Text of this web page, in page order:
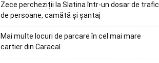
Zece percheziții la Slatina într-un dosar de trafic
de persoane, camătă și șantaj
Mai multe locuri de parcare în cel mai mare
cartier din Caracal